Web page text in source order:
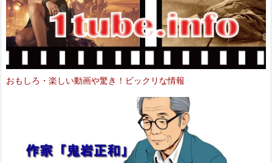
おもしろ・楽しい動画や驚き！ビックリな情報